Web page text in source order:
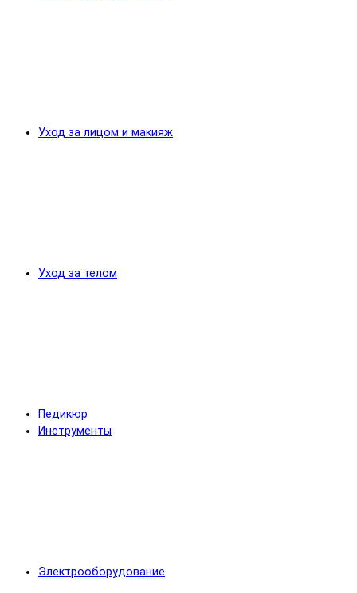
Уход за лицом и макияж
Уход за телом
Педикюр
Инструменты
Электрооборудование